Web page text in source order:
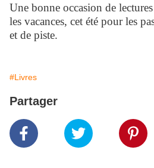
Une bonne occasion de
les vacances, cet été pour les
et de piste.
#Livres
Partager